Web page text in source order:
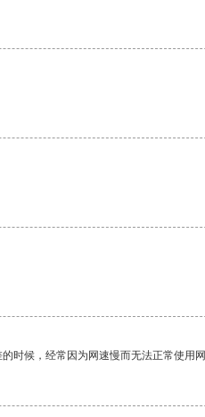
时候，经常因为网速慢而无法正常使用